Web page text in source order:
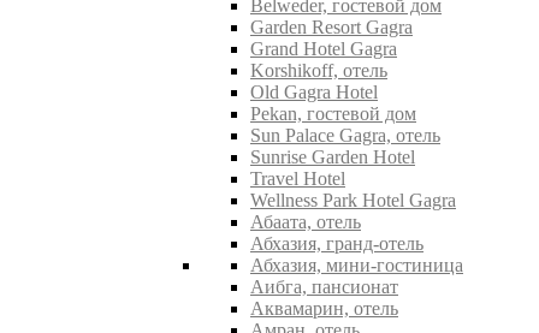
Belweder, гостевой дом
Garden Resort Gagra
Grand Hotel Gagra
Korshikoff, отель
Old Gagra Hotel
Pekan, гостевой дом
Sun Palace Gagra, отель
Sunrise Garden Hotel
Travel Hotel
Wellness Park Hotel Gagra
Абаата, отель
Абхазия, гранд-отель
Абхазия, мини-гостиница
Аибга, пансионат
Аквамарин, отель